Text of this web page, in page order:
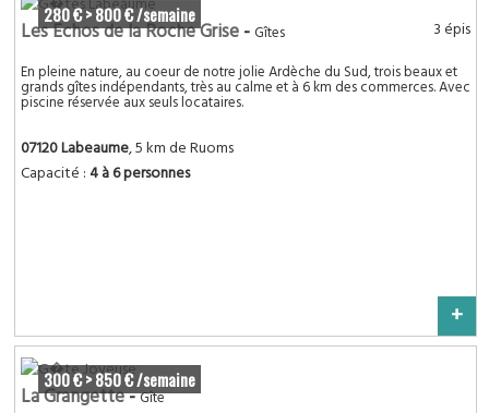
280 € > 800 € /semaine
3 épis
Les Echos de la Roche Grise- Gîtes
En pleine nature, au coeur de notre jolie Ardèche du Sud, trois beaux et
grands gîtes indépendants, très au calme et à 6 km des commerces. Avec
piscine réservée aux seuls locataires.
07120 Labeaume, 5 km de Ruoms
Capacité :4 à 6 personnes
+
300 € > 850 € /semaine
La Grangette-Gîte